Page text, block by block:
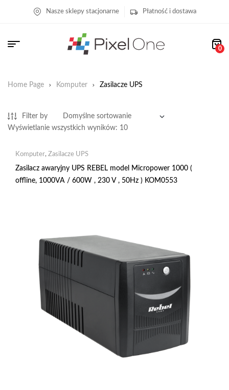
Nasze sklepy stacjonarne Płatność i dostawa
0
Home Page Komputer Zasilacze UPS
Filter by
Wyświetlanie wszystkich wyników: 10
Komputer, Zasilacze UPS
Zasilacz awaryjny UPS REBEL model Micropower 1000 (
offline, 1000VA / 600W , 230 V , 50Hz ) KOM0553